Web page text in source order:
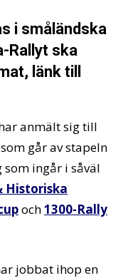
i småländska
Rallyt ska
länk till
anmält sig till
som går av stapeln
som ingår i såväl
Historiska
och1300-Rally
jobbat ihop en